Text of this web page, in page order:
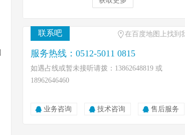
联系吧 在百度地图上找到
服务热线：0512-5011 0815
如遇占线或暂未接听请拨：13862648819 或
18962646460
业务咨询 技术咨询 售后服务